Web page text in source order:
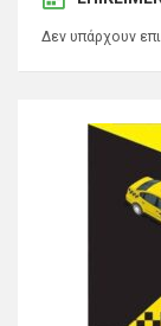
Δεν υπάρχουν